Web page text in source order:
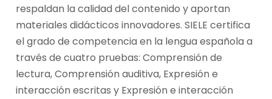
respaldan la calidad del contenido y aportan
materiales didácticos innovadores. SIELE certifica
el grado de competencia en la lengua española a
través de cuatro pruebas: Comprensión de
lectura, Comprensión auditiva, Expresión e
interacción escritas y Expresión e interacción